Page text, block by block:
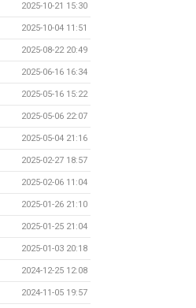
2025-10-21 15:30
2025-10-04 11:51
2025-08-22 20:49
2025-06-16 16:34
2025-05-16 15:22
2025-05-06 22:07
2025-05-04 21:16
2025-02-27 18:57
2025-02-06 11:04
2025-01-26 21:10
2025-01-25 21:04
2025-01-03 20:18
2024-12-25 12:08
2024-11-05 19:57